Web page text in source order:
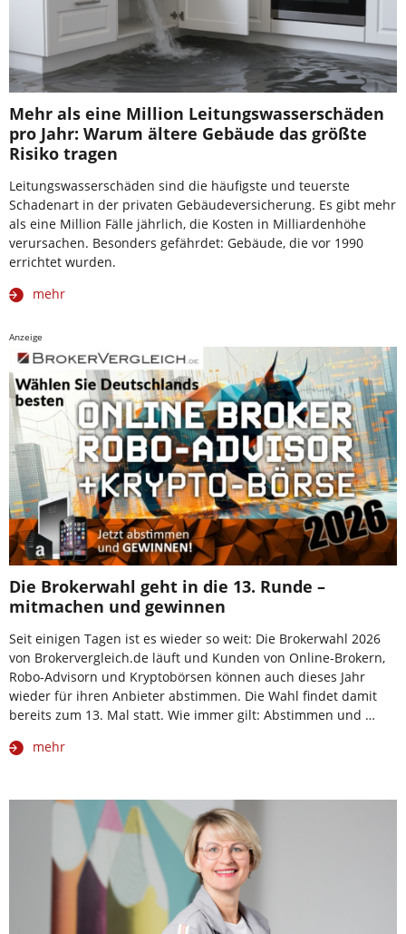
Mehr als eine Million Leitungswasserschäden
pro Jahr: Warum ältere Gebäude das größte
Risiko tragen
Leitungswasserschäden sind die häufigste und teuerste
Schadenart in der privaten Gebäudeversicherung. Es gibt mehr
als eine Million Fälle jährlich, die Kosten in Milliardenhöhe
verursachen. Besonders gefährdet: Gebäude, die vor 1990
errichtet wurden.
mehr
Anzeige
Die Brokerwahl geht in die 13. Runde –
mitmachen und gewinnen
Seit einigen Tagen ist es wieder so weit: Die Brokerwahl 2026
von Brokervergleich.de läuft und Kunden von Online-Brokern,
Robo-Advisorn und Kryptobörsen können auch dieses Jahr
wieder für ihren Anbieter abstimmen. Die Wahl findet damit
bereits zum 13. Mal statt. Wie immer gilt: Abstimmen und …
mehr